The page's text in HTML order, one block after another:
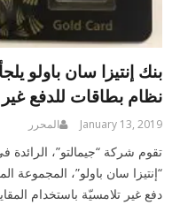
بنك إنتيزا سان باولو
نظام بطاقات للدفع
January 13, 2019 المحرر
تقوم شركة “جيمالتو”، الرائدة
“إنتيزا سان باولو”، المجموعة
دفع غير تلامسيّة باستخدام